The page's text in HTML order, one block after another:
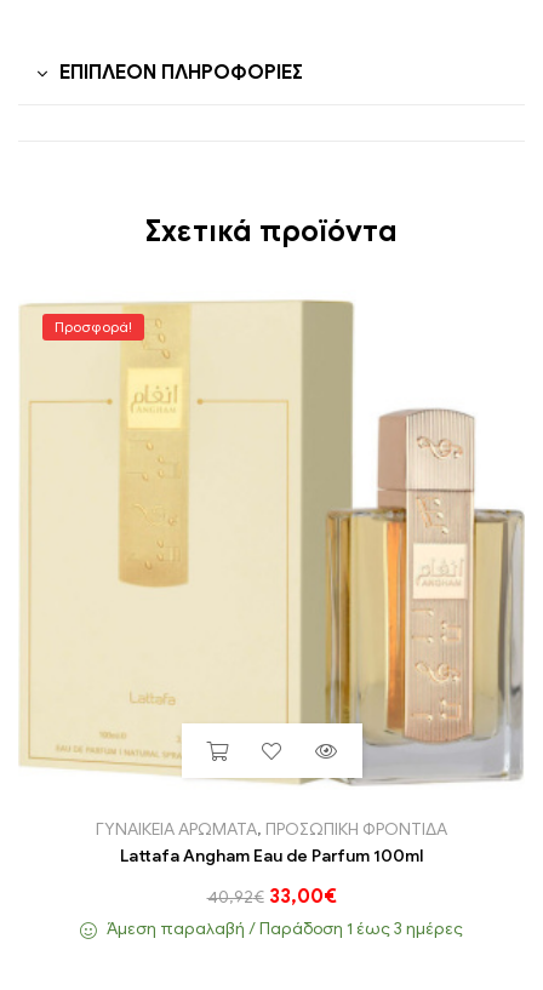
ΕΠΙΠΛΈΟΝ ΠΛΗΡΟΦΟΡΊΕΣ
Σχετικά προϊόντα
Προσφορά!
ΓΥΝΑΙΚΕΙΑ ΑΡΩΜΑΤΑ, ΠΡΟΣΩΠΙΚΗ ΦΡΟΝΤΙΔΑ
Lattafa Angham Eau de Parfum 100ml
40,92€ 33,00€
Άμεση παραλαβή / Παράδoση 1 έως 3 ημέρες